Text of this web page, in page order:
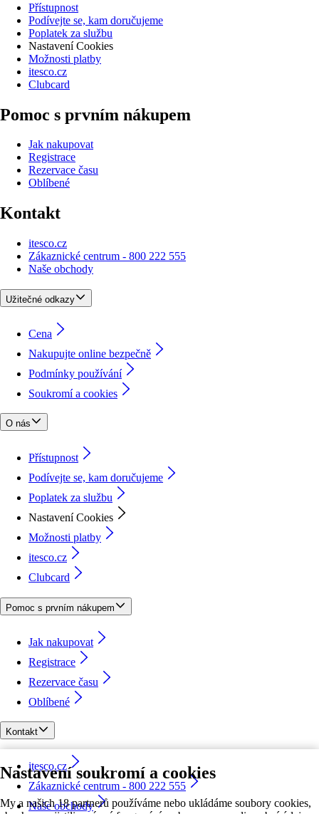
Nastavení soukromí a cookies
My a našich 18 partnerů používáme nebo ukládáme soubory cookies,
Přístupnost
Podívejte se, kam doručujeme
Poplatek za službu
Nastavení Cookies
Možnosti platby
itesco.cz
Clubcard
Pomoc s prvním nákupem
Jak nakupovat
Registrace
Rezervace času
Oblíbené
Kontakt
itesco.cz
Zákaznické centrum - 800 222 555
Naše obchody
Užitečné odkazy
Cena
Nakupujte online bezpečně
Podmínky používání
Soukromí a cookies
O nás
Přístupnost
Podívejte se, kam doručujeme
Poplatek za službu
Nastavení Cookies
Možnosti platby
itesco.cz
Clubcard
Pomoc s prvním nákupem
Jak nakupovat
Registrace
Rezervace času
Oblíbené
Kontakt
itesco.cz
Zákaznické centrum - 800 222 555
Naše obchody